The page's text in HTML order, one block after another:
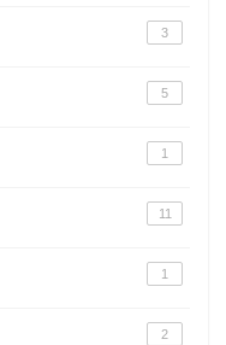
3
5
1
11
1
2